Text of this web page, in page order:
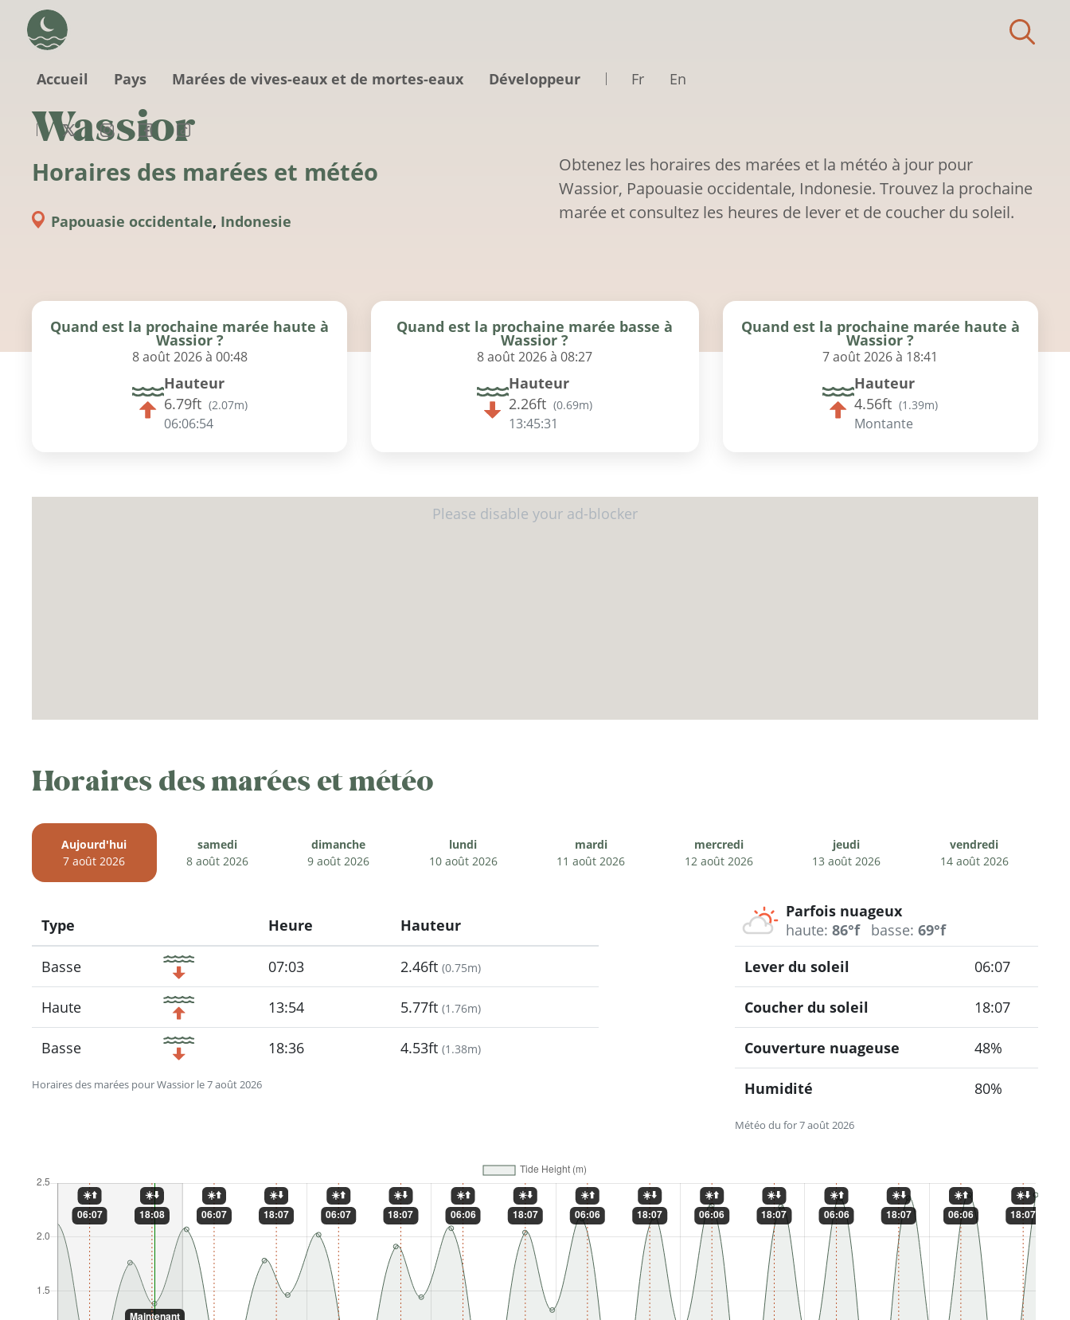
Accueil
Pays Marées de vives-eaux et de mortes-eaux Développeur Fr En
Wassior
Horaires des marées et météo
Papouasie occidentale, Indonesie
Obtenez les horaires des marées et la météo à jour pour
Wassior, Papouasie occidentale, Indonesie. Trouvez la prochaine
marée et consultez les heures de lever et de coucher du soleil.
Quand est la prochaine marée haute à
Wassior ?
8 août 2026 à 00:48
Hauteur
6.79ft (2.07m)
06:06:53
Quand est la prochaine marée basse à
Wassior ?
8 août 2026 à 08:27
Hauteur
2.26ft (0.69m)
13:45:30
Quand est la prochaine marée haute à
Wassior ?
7 août 2026 à 18:41
Hauteur
4.56ft (1.39m)
Montante
Horaires des marées et météo
Aujourd'hui
7 août 2026
samedi
8 août 2026
dimanche
9 août 2026
lundi
10 août 2026
mardi
11 août 2026
mercredi
12 août 2026
jeudi
13 août 2026
vendredi
14 août 2026
Horaires des marées pour Wassior le 7 août 2026
Type
Icon
Heure Hauteur
Basse 07:03 2.46ft (0.75m)
Haute 13:54 5.77ft (1.76m)
Basse 18:36 4.53ft (1.38m)
Parfois nuageux
haute: 86°f basse: 69°f
Météo du for 7 août 2026
Lever du soleil 06:07
Coucher du soleil 18:07
Couverture nuageuse 48%
Humidité 80%